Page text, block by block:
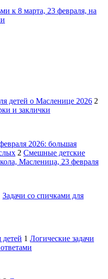
к 8 марта, 23 февраля, на
детей о Масленице 2026 2
и заклички
2026: большая
2 Смешные детские
Масленица, 23 февраля
Задачи со спичками для
детей 1 Логические задачи